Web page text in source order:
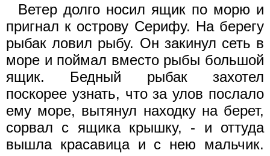
Ветер долго носил ящик по морю и
пригнал к острову Серифу. На берегу
рыбак ловил рыбу. Он закинул сеть в
море и поймал вместо рыбы большой
ящик. Бедный рыбак захотел
поскорее узнать, что за улов послало
ему море, вытянул находку на берет,
сорвал с ящика крышку, - и оттуда
вышла красавица и с нею мальчик.